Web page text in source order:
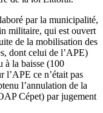
par la municipalité,
militaire, qui est ouvert
de la mobilisation des
dont celui de l’APE)
à la baisse (100
l’APE ce n’était pas
l’annulation de la
Cépet) par jugement